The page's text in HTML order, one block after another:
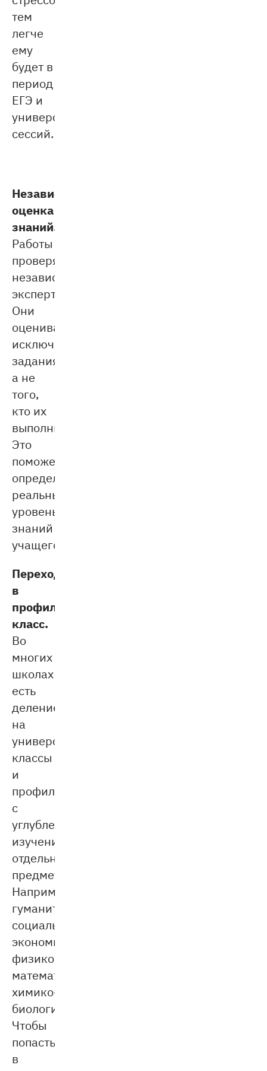
тем
легче
ему
будет в
период
ЕГЭ и
университетских
сессий.
Независимая
оценка
знаний.
Работы
проверяют
независимые
эксперты.
Они
оценивают
исключительно
задания,
а не
того,
кто их
выполнил.
Это
поможет
определить
реальный
уровень
знаний
учащегося.
Переход
в
профильный
класс.
Во
многих
школах
есть
деление
на
универсальные
классы
и
профильные
с
углубленным
изучением
отдельных
предметов.
Например,
гуманитарный,
социально-
экономический,
физико-
математический,
химико-
биологический.
Чтобы
попасть
в